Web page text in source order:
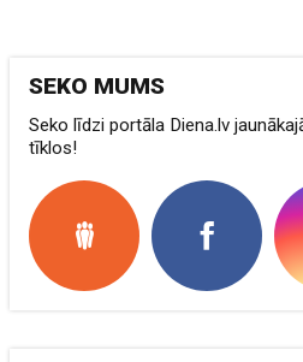
SEKO MUMS
Seko līdzi portāla Diena.lv
tīklos!